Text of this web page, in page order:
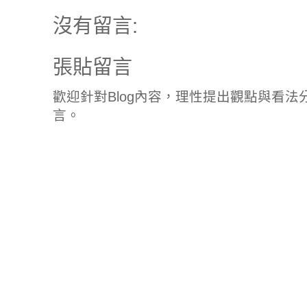
沒有留言:
張貼留言
歡迎針對Blog內容，理性提出觀點與看
言。